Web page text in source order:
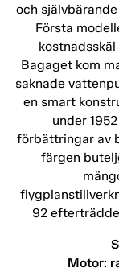
och
Första
Bagaget kom
saknade
en smart
under
förbättringar av
färgen
92
Motor: